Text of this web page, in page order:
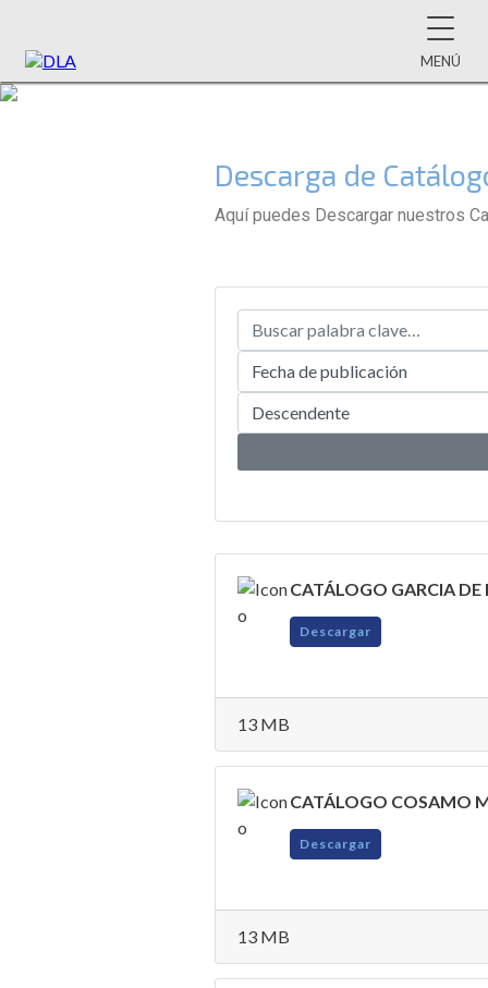
Descarga de
Aquí puedes Descargar nuestros
CATÁLOGO GARCIA
Descargar
13 MB
CATÁLOGO COSAMO
Descargar
13 MB
MENÚ